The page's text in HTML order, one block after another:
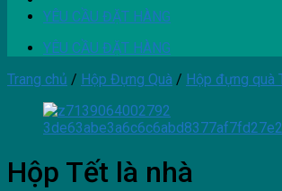
YÊU CẦU ĐẶT HÀNG
YÊU CẦU ĐẶT HÀNG
Trang chủ / Hộp Đựng Quà / Hộp đựng quà
Hộp Tết là nhà